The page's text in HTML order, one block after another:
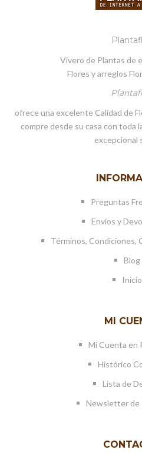
Vivero de Plantas de
Flores y arreglos
ofrece una excelente Calidad de
compre desde su casa con toda
excepcional
Preguntas
Envíos y
Términos, Condiciones,
Blog
Inicio
MI
Mi Cuenta en
Histórico
Lista de
Newsletter de